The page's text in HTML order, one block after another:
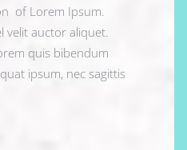
of Lorem Ipsum.
velit auctor aliquet.
quis bibendum
ipsum, nec sagittis